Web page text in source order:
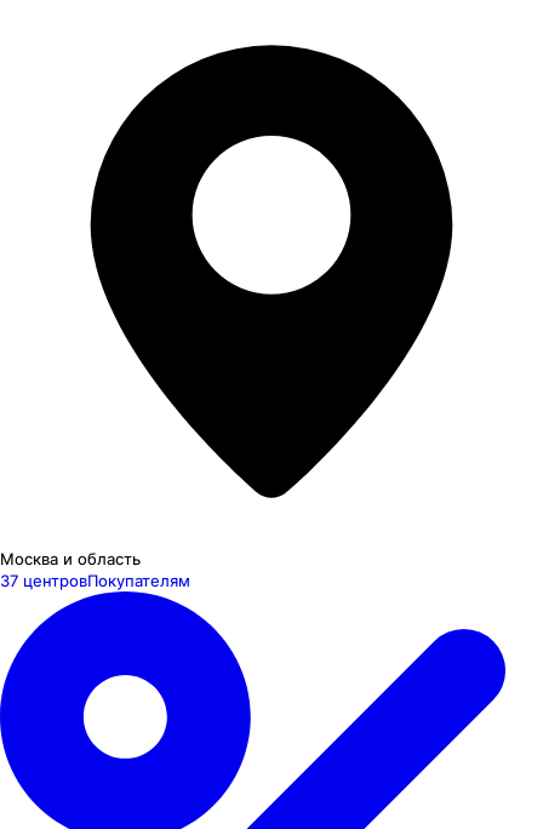
Москва и область
37 центровПокупателям